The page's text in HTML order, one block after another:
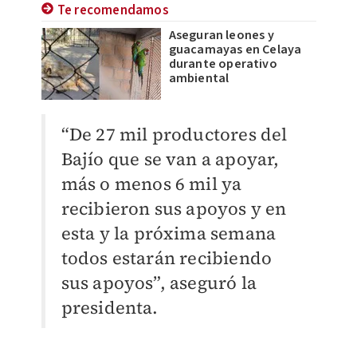
Te recomendamos
Aseguran leones y
guacamayas en Celaya
durante operativo
ambiental
“De 27 mil productores del
Bajío que se van a apoyar,
más o menos 6 mil ya
recibieron sus apoyos y en
esta y la próxima semana
todos estarán recibiendo
sus apoyos”, aseguró la
presidenta.